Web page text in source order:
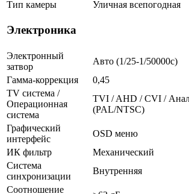
Тип камеры
Уличная всепогодная
Электроника
Электронный
затвор
Авто (1/25-1/50000c)
Гамма-коррекция
0,45
TV система /
Операционная
система
TVI / AHD / CVI /
(PAL/NTSC)
Графический
интерфейс
OSD меню
ИК фильтр
Механический
Система
синхронизации
Внутренняя
Соотношение